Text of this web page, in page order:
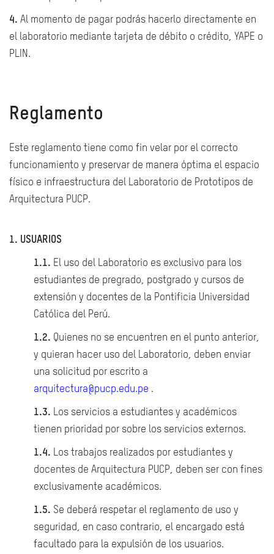
4. Al momento de pagar podrás hacerlo directamente en
el laboratorio mediante tarjeta de débito o crédito, YAPE o
PLIN.
Reglamento
Este reglamento tiene como fin velar por el correcto
funcionamiento y preservar de manera óptima el espacio
físico e infraestructura del Laboratorio de Prototipos de
Arquitectura PUCP.
1. USUARIOS
1.1. El uso del Laboratorio es exclusivo para los
estudiantes de pregrado, postgrado y cursos de
extensión y docentes de la Pontificia Universidad
Católica del Perú.
1.2. Quienes no se encuentren en el punto anterior,
y quieran hacer uso del Laboratorio, deben enviar
una solicitud por escrito a
arquitectura@pucp.edu.pe .
1.3. Los servicios a estudiantes y académicos
tienen prioridad por sobre los servicios externos.
1.4. Los trabajos realizados por estudiantes y
docentes de Arquitectura PUCP, deben ser con fines
exclusivamente académicos.
1.5. Se deberá respetar el reglamento de uso y
seguridad, en caso contrario, el encargado está
facultado para la expulsión de los usuarios.